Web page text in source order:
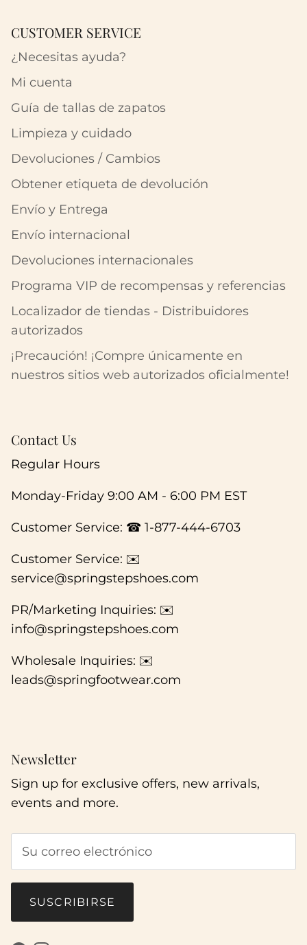
CUSTOMER SERVICE
¿Necesitas ayuda?
Mi cuenta
Guía de tallas de zapatos
Limpieza y cuidado
Devoluciones / Cambios
Obtener etiqueta de devolución
Envío y Entrega
Envío internacional
Devoluciones internacionales
Programa VIP de recompensas y referencias
Localizador de tiendas - Distribuidores
autorizados
¡Precaución! ¡Compre únicamente en
nuestros sitios web autorizados oficialmente!
Contact Us
Regular Hours
Monday-Friday 9:00 AM - 6:00 PM EST
Customer Service: ☎ 1-877-444-6703
Customer Service: ✉️
service@springstepshoes.com
PR/Marketing Inquiries: ✉️
info@springstepshoes.com
Wholesale Inquiries: ✉️
leads@springfootwear.com
Newsletter
Sign up for exclusive offers, new arrivals,
events and more.
SUSCRIBIRSE